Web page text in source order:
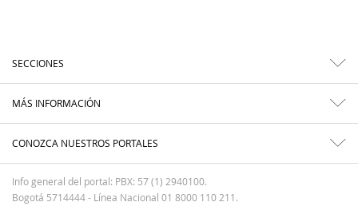
SECCIONES
MÁS INFORMACIÓN
CONOZCA NUESTROS PORTALES
Info general del portal: PBX: 57 (1) 2940100.
Bogotá 5714444 - Línea Nacional 01 8000 110 211.